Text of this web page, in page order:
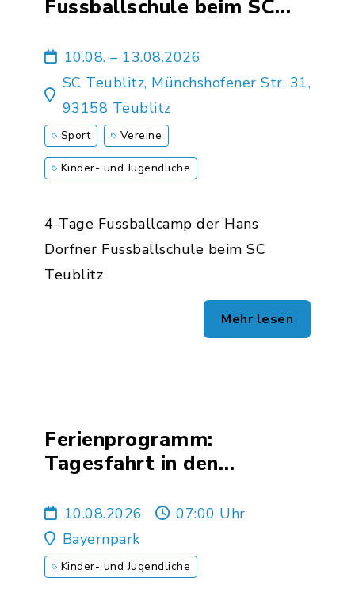
Fussballschule beim SC
10.08. – 13.08.2026
SC Teublitz, Münchshofener Str. 31,
93158 Teublitz
Sport Vereine
Kinder- und Jugendliche
4-Tage Fussballcamp der Hans
Dorfner Fussballschule beim SC
Teublitz
Mehr lesen
Ferienprogramm:
Tagesfahrt in den
10.08.2026
07:00 Uhr
Bayernpark
Kinder- und Jugendliche